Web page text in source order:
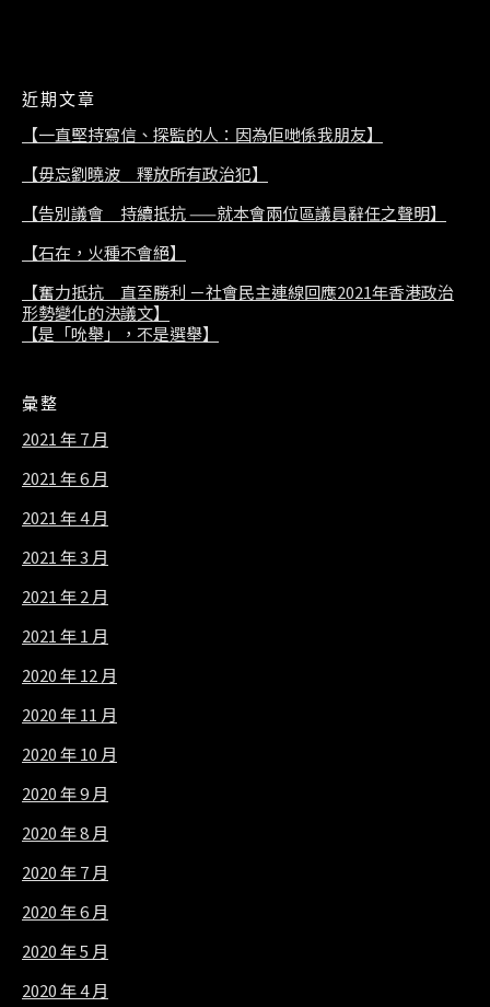
近期文章
【一直堅持寫信、探監的人：因為佢哋係我朋友】
【毋忘劉曉波 釋放所有政治犯】
【告別議會 持續抵抗 ——就本會兩位區議員辭任之聲明】
【石在，火種不會絕】
【奮力抵抗 直至勝利 －社會民主連線回應2021年香港政治
形勢變化的決議文】
【是「吮舉」，不是選舉】
彙整
2021 年 7 月
2021 年 6 月
2021 年 4 月
2021 年 3 月
2021 年 2 月
2021 年 1 月
2020 年 12 月
2020 年 11 月
2020 年 10 月
2020 年 9 月
2020 年 8 月
2020 年 7 月
2020 年 6 月
2020 年 5 月
2020 年 4 月